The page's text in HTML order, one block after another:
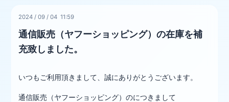
2024 /09 /04 11:59
通信販売（ヤフーショッピング）の在庫を補
充致しました。
いつもご利用頂きまして、誠にありがとうございます。
通信販売（ヤフーショッピング）のにつきまして